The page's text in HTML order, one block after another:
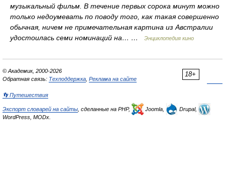
музыкальный фильм. В течение первых сорока минут можно
только недоумевать по поводу того, как такая совершенно
обычная, ничем не примечательная картина из Австралии
удостоилась семи номинаций на… …
Энциклопедия кино
18+
© Академик, 2000-2026
Обратная связь: Техподдержка Реклама на сайте
👣 Путешествия
Экспорт словарей на сайты , сделанные на PHP, Joomla,
Drupal,
WordPress, MODx.